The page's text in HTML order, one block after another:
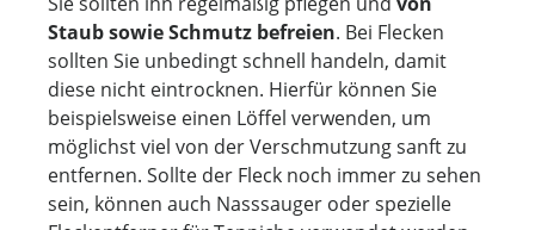
Staub sowie Schmutz befreien. Bei Flecken
sollten Sie unbedingt schnell handeln, damit
diese nicht eintrocknen. Hierfür können Sie
beispielsweise einen Löffel verwenden, um
möglichst viel von der Verschmutzung sanft zu
entfernen. Sollte der Fleck noch immer zu sehen
sein, können auch Nasssauger oder spezielle